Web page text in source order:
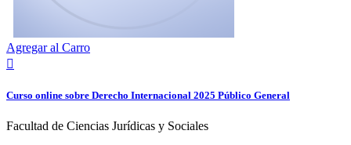
Agregar al Carro

Curso online sobre Derecho Internacional 2025 Público General
Facultad de Ciencias Jurídicas y Sociales